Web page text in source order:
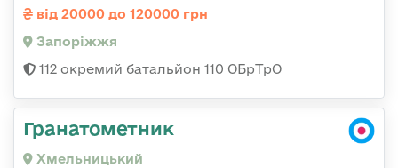
від 20000 до 120000 грн
Запоріжжя
112 окремий батальйон 110 ОБрТрО
Гранатометник
Хмельницький